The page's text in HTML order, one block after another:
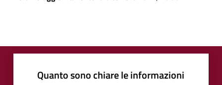
Quanto sono chiare le informazioni